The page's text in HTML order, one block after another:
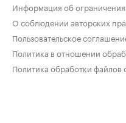
Информация об
О соблюдении авторских
Пользовательское
Политика в отношении
Политика обработки файлов